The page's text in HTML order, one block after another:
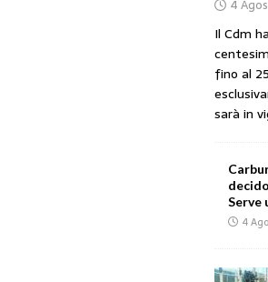
benzina’ a ‘Qui la benzina non c’è’: l’emergenza
4
Il Cdm
fino al
sarà in
Serve
4